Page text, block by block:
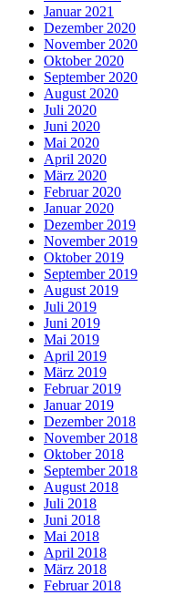
Januar 2021
Dezember 2020
November 2020
Oktober 2020
September 2020
August 2020
Juli 2020
Juni 2020
Mai 2020
April 2020
März 2020
Februar 2020
Januar 2020
Dezember 2019
November 2019
Oktober 2019
September 2019
August 2019
Juli 2019
Juni 2019
Mai 2019
April 2019
März 2019
Februar 2019
Januar 2019
Dezember 2018
November 2018
Oktober 2018
September 2018
August 2018
Juli 2018
Juni 2018
Mai 2018
April 2018
März 2018
Februar 2018